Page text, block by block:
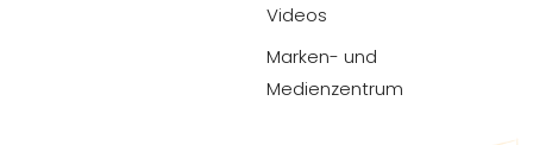
Videos
Marken- und
Medienzentrum